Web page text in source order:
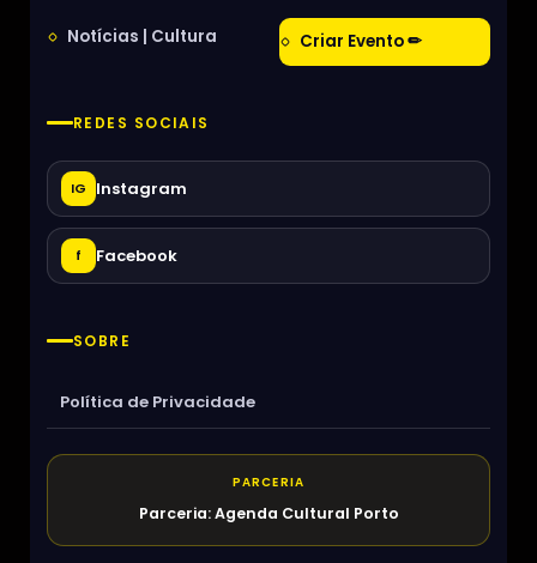
Notícias | Cultura Criar Evento ✏
REDES SOCIAIS
IG Instagram
f Facebook
SOBRE
Política de Privacidade
PARCERIA
Parceria: Agenda Cultural Porto